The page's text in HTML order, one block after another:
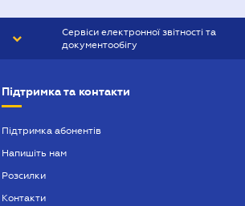
Сервіси електронної звітності та
документообігу
Підтримка та контакти
Підтримка абонентів
Напишіть нам
Розсилки
Контакти